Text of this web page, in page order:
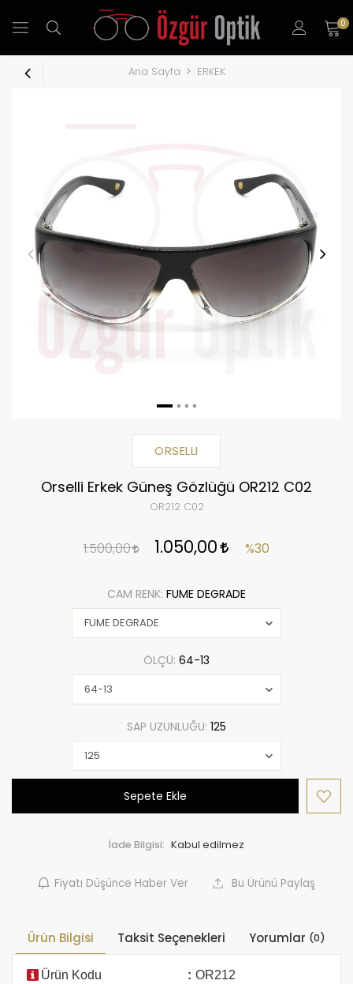
0
Ana Sayfa ERKEK
ORSELLI
Orselli Erkek Güneş Gözlüğü OR212 C02
OR212 C02
1.500,00 1.050,00 %30
CAM RENK: FUME DEGRADE
ÖLÇÜ: 64-13
SAP UZUNLUĞU: 125
Sepete Ekle
İade Bilgisi:
Fiyatı Düşünce Haber Ver Bu Ürünü Paylaş
Ürün Bilgisi Taksit Seçenekleri Yorumlar (0)
Ürün Kodu : OR212